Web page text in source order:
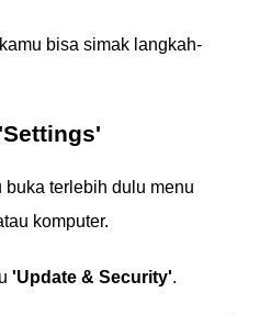
bisa simak langkah-
buka terlebih dulu menu
komputer.
'Update & Security'.